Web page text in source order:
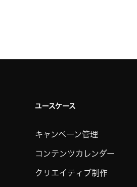
ユースケース
キャンペーン管理
コンテンツカレンダー
クリエイティブ制作